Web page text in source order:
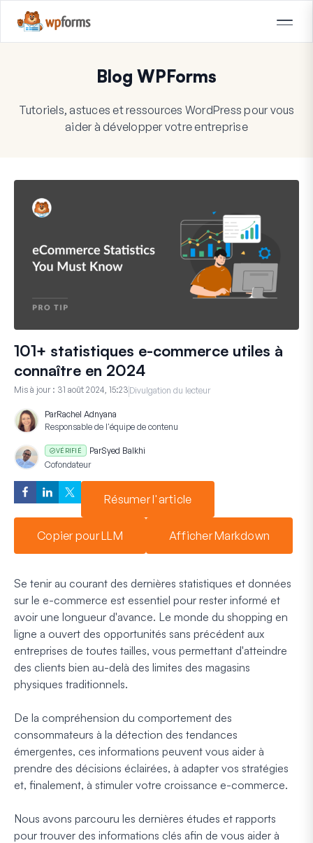
Blog WPForms
Tutoriels, astuces et ressources WordPress pour vous
aider à développer votre entreprise
101+ statistiques e-commerce utiles à
connaître en 2024
Mis à jour : 31 août 2024, 15:23 Divulgation du lecteur
ParRachel Adnyana
Responsable de l'équipe de contenu
VÉRIFIÉ ParSyed Balkhi
Cofondateur
Résumer l'article
Copier pour LLM Afficher Markdown
Se tenir au courant des dernières statistiques et données
sur le e-commerce est essentiel pour rester informé et
avoir une longueur d'avance. Le monde du shopping en
ligne a ouvert des opportunités sans précédent aux
entreprises de toutes tailles, vous permettant d'atteindre
des clients bien au-delà des limites des magasins
physiques traditionnels.
De la compréhension du comportement des
consommateurs à la détection des tendances
émergentes, ces informations peuvent vous aider à
prendre des décisions éclairées, à adapter vos stratégies
et, finalement, à stimuler votre croissance e-commerce.
Nous avons parcouru les dernières études et rapports
pour trouver des informations clés afin de vous aider à